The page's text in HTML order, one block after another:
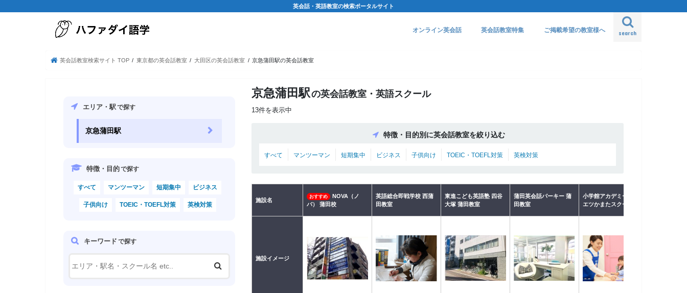
英会話・英語教室の検索ポータルサイト
search
オンライン英会話 英会話教室特集 ご掲載希望の教室様へ
英会話教室検索サイト TOP 東京都の英会話教室 大田区の英会話教室 京急蒲田駅の英会話教室
京急蒲田駅の英会話教室・英語スクール
13件を表示中
特徴・目的別に英会話教室を絞り込む
すべて マンツーマン 短期集中 ビジネス 子供向け TOEIC・TOEFL対策 英検対策
施設名
おすすめ
NOVA（ノ
バ） 蒲田校
英語総合即戦学校 西蒲
田教室
東進こども英語塾 四谷
大塚 蒲田教室
蒲田英会話パーキー 蒲
田教室
小学館アカデミー マル
エツかまたスクール
施設イメージ
エリア・駅で探す
京急蒲田駅
特徴・目的で探す
すべて マンツーマン 短期集中 ビジネス
子供向け TOEIC・TOEFL対策 英検対策
キーワード で探す